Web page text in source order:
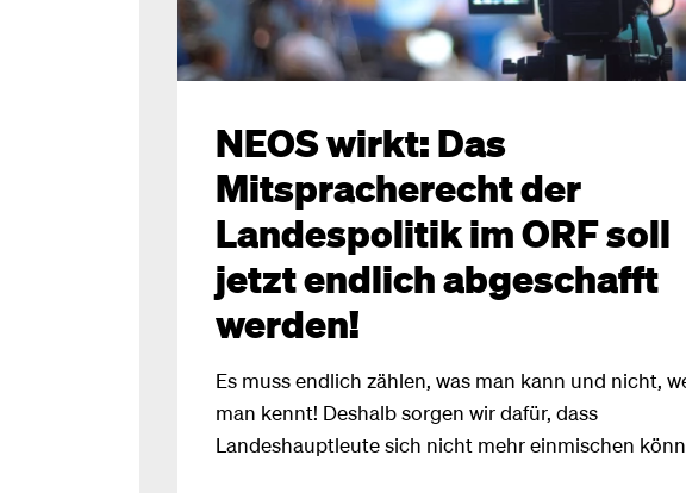
NEOS wirkt: Das
Mitspracherecht der
Landespolitik im ORF soll
jetzt endlich abgeschafft
werden!
Es muss endlich zählen, was man kann und nicht,
man kennt! Deshalb sorgen wir dafür, dass
Landeshauptleute sich nicht mehr einmischen